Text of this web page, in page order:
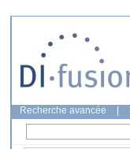
Recherche avancée